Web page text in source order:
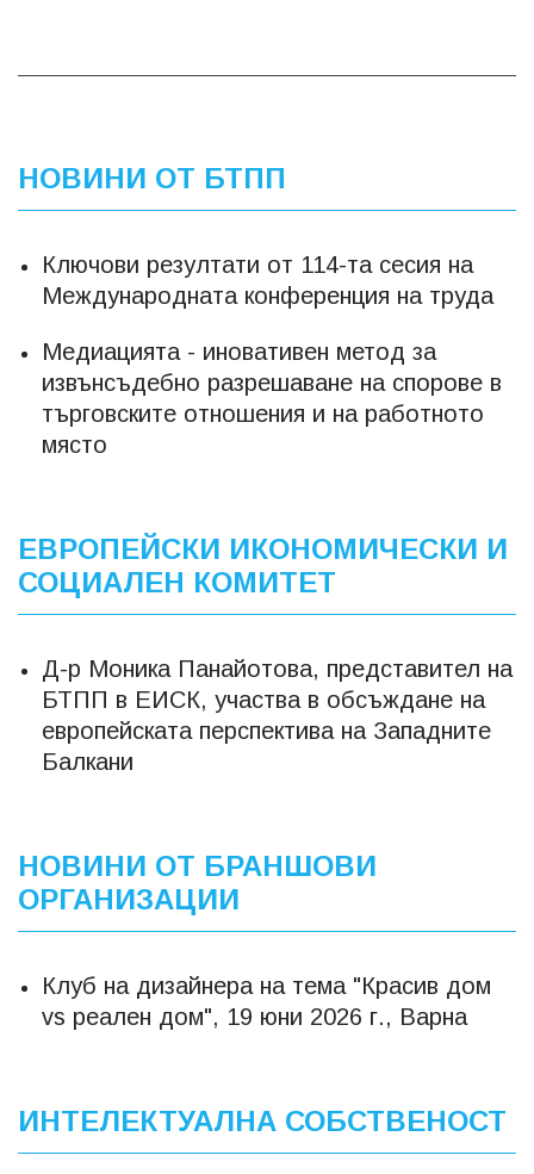
НОВИНИ ОТ БТПП
Ключови резултати от 114-та сесия на
Международната конференция на труда
Медиацията - иновативен метод за
извънсъдебно разрешаване на спорове в
търговските отношения и на работното
място
ЕВРОПЕЙСКИ ИКОНОМИЧЕСКИ И
СОЦИАЛЕН КОМИТЕТ
Д-р Моника Панайотова, представител на
БТПП в ЕИСК, участва в обсъждане на
европейската перспектива на Западните
Балкани
НОВИНИ ОТ БРАНШОВИ
ОРГАНИЗАЦИИ
Клуб на дизайнера на тема "Красив дом
vs реален дом", 19 юни 2026 г., Варна
ИНТЕЛЕКТУАЛНА СОБСТВЕНОСТ